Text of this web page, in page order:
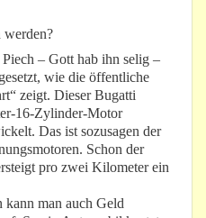
werden?
– Gott hab ihn selig –
wie die öffentliche
zeigt. Dieser Bugatti
16-Zylinder-Motor
Das ist sozusagen der
Schon der
pro zwei Kilometer ein
man auch Geld